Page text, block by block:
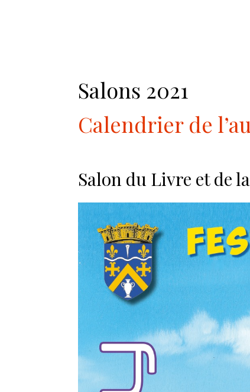
Salons 2021
Calendrier de
Salon du Livre et de